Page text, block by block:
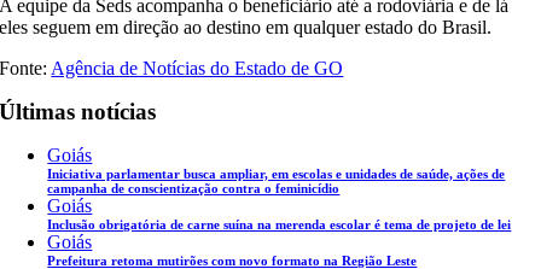
A equipe da Seds acompanha o beneficiário até a rodoviária e de lá
eles seguem em direção ao destino em qualquer estado do Brasil.
Fonte: Agência de Notícias do Estado de GO
Últimas notícias
Goiás
Iniciativa parlamentar busca ampliar, em escolas e unidades de saúde, ações de
campanha de conscientização contra o feminicídio
Goiás
Inclusão obrigatória de carne suína na merenda escolar é tema de projeto de lei
Goiás
Prefeitura retoma mutirões com novo formato na Região Leste